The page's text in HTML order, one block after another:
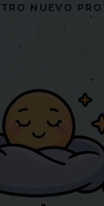
NUEVO